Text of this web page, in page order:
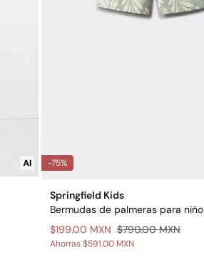
-75%
Springfield Kids
Bermudas de palmeras para niño
$199.00 MXN $790.00 MXN
Ahorras$591.00 MXN